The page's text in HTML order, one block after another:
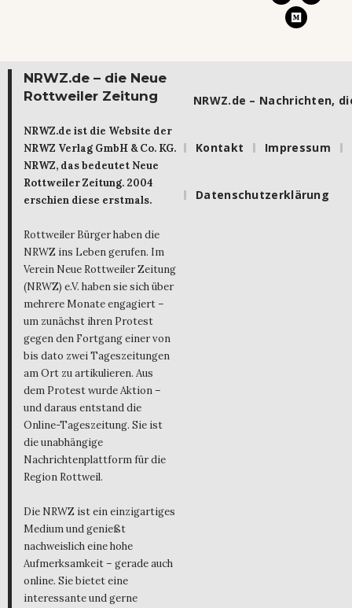
NRWZ.de – die Neue
Rottweiler Zeitung
NRWZ.de ist die Website der
NRWZ Verlag GmbH & Co. KG.
NRWZ, das bedeutet Neue
Rottweiler Zeitung. 2004
erschien diese erstmals.
Rottweiler Bürger haben die
NRWZ ins Leben gerufen. Im
Verein Neue Rottweiler Zeitung
(NRWZ) e.V. haben sie sich über
mehrere Monate engagiert –
um zunächst ihren Protest
gegen den Fortgang einer von
bis dato zwei Tageszeitungen
am Ort zu artikulieren. Aus
dem Protest wurde Aktion –
und daraus entstand die
Online-Tageszeitung. Sie ist
die unabhängige
Nachrichtenplattform für die
Region Rottweil.
Die NRWZ ist ein einzigartiges
Medium und genießt
nachweislich eine hohe
Aufmerksamkeit – gerade auch
online. Sie bietet eine
interessante und gerne
NRWZ.de – Nachrichten,
Kontakt Impressum
Datenschutzerklärung